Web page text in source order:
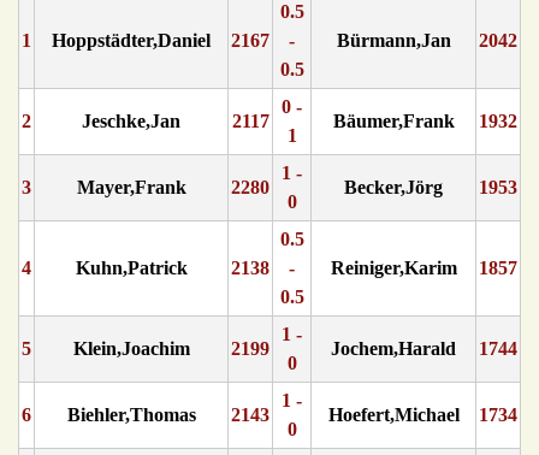
1 Hoppstädter,Daniel 2167
0.5
-
0.5
Bürmann,Jan 2042
2 Jeschke,Jan 2117
0 -
1
Bäumer,Frank 1932
3 Mayer,Frank 2280
1 -
0
Becker,Jörg 1953
4 Kuhn,Patrick 2138
0.5
-
0.5
Reiniger,Karim 1857
5 Klein,Joachim 2199
1 -
0
Jochem,Harald 1744
6 Biehler,Thomas 2143
1 -
0
Hoefert,Michael 1734